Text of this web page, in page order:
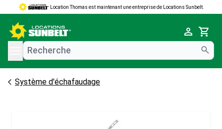
Location Thomas est maintenant une entreprise de Locations Sunbelt.
Cart
menu
Système d'échafaudage